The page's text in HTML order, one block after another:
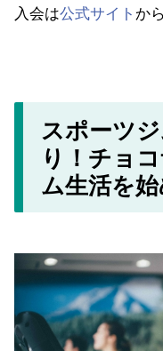
入会は公式サイト か
スポーツ
り！チョ
ム生活を